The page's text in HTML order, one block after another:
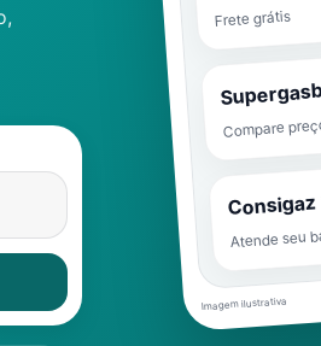
Frete grátis
Compare
Atende seu
Imagem ilustrativa